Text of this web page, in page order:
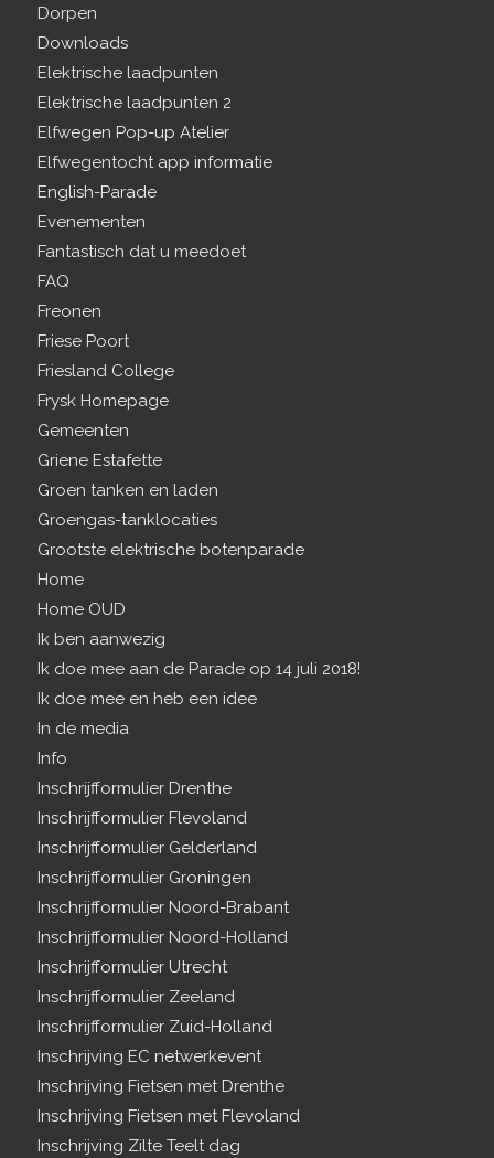
Dorpen
Downloads
Elektrische laadpunten
Elektrische laadpunten 2
Elfwegen Pop-up Atelier
Elfwegentocht app informatie
English-Parade
Evenementen
Fantastisch dat u meedoet
FAQ
Freonen
Friese Poort
Friesland College
Frysk Homepage
Gemeenten
Griene Estafette
Groen tanken en laden
Groengas-tanklocaties
Grootste elektrische botenparade
Home
Home OUD
Ik ben aanwezig
Ik doe mee aan de Parade op 14 juli 2018!
Ik doe mee en heb een idee
In de media
Info
Inschrijfformulier Drenthe
Inschrijfformulier Flevoland
Inschrijfformulier Gelderland
Inschrijfformulier Groningen
Inschrijfformulier Noord-Brabant
Inschrijfformulier Noord-Holland
Inschrijfformulier Utrecht
Inschrijfformulier Zeeland
Inschrijfformulier Zuid-Holland
Inschrijving EC netwerkevent
Inschrijving Fietsen met Drenthe
Inschrijving Fietsen met Flevoland
Inschrijving Zilte Teelt dag